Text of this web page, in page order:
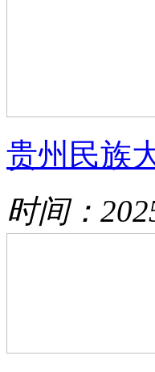
贵州民族
时间：